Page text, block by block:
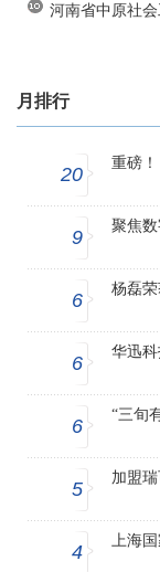
河南省中原社
月排行
20
重磅
9
聚焦
6
杨磊
6
华迅
6
“三旬
5
加盟
4
上海